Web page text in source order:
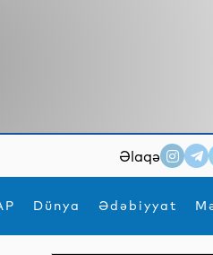
Əlaqə
Dünya Ədəbiyyat